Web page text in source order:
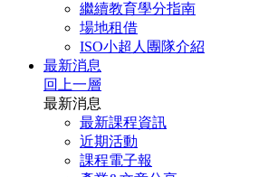
繼續教育學分指南
場地租借
ISO小超人團隊介紹
最新消息
回上一層
最新消息
最新課程資訊
近期活動
課程電子報